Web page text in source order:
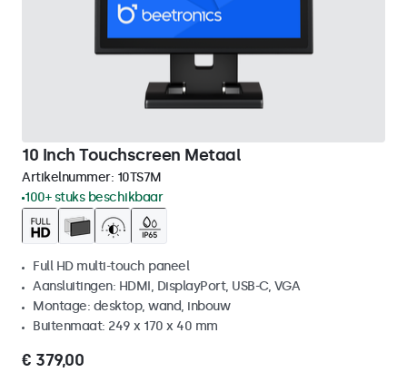
10 Inch Touchscreen Metaal
Artikelnummer: 10TS7M
100+ stuks beschikbaar
Full HD multi-touch paneel
Aansluitingen: HDMI, DisplayPort, USB-C, VGA
Montage: desktop, wand, inbouw
Buitenmaat: 249 x 170 x 40 mm
€ 379,00